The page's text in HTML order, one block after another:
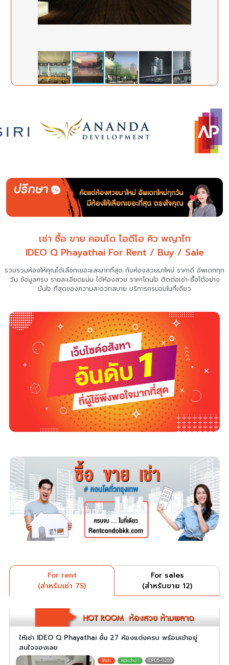
เช่า ซื้อ ขาย คอนโด ไอดีโอ คิว พญาไท
IDEO Q Phayathai For Rent / Buy / Sale
รวบรวมห้องให้คุณได้เลือกเยอะและมากที่สุด กับห้องสวยมาใหม่ ราคาดี อัพเดททุก
วัน ข้อมูลครบ รายละเอียดแน่นได้ห้องสวย ราคาโดนใจ ติดต่อเช่า-ซื้อได้อย่าง
มั่นใจ ที่สุดของความสะดวกสบาย บริการครบจบในที่เดียว
For rent
(สำหรับเช่า 75)
For sales
(สำหรับขาย 12)
ให้เช่า IDEO Q Phayathai ชั้น 27 ห้องแต่งครบ พร้อมเข้าอยู่
สนใจจองเลย
IDP05-0269